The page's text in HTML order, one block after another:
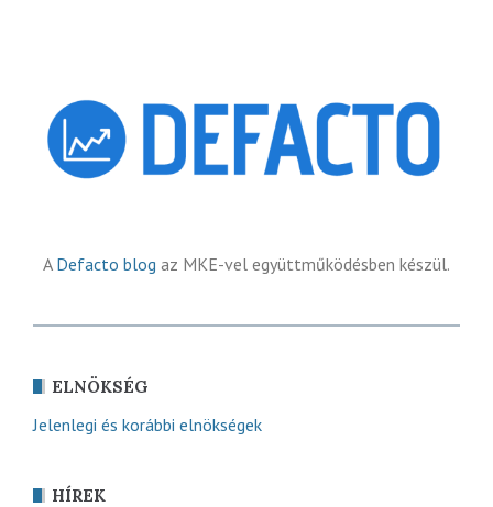
A Defacto blog az MKE-vel együttműködésben készül.
ELNÖKSÉG
Jelenlegi és korábbi elnökségek
HÍREK